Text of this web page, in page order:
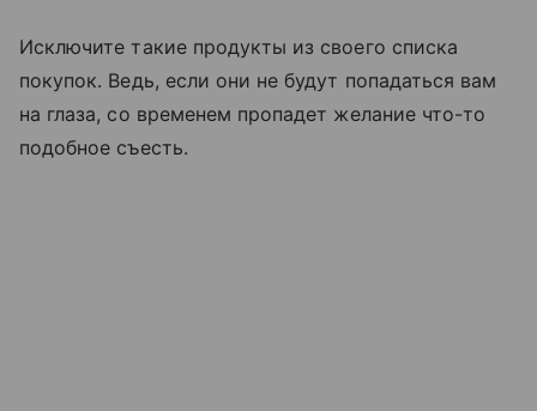
Исключите такие продукты из своего списка
покупок. Ведь, если они не будут попадаться вам
на глаза, со временем пропадет желание что-то
подобное съесть.